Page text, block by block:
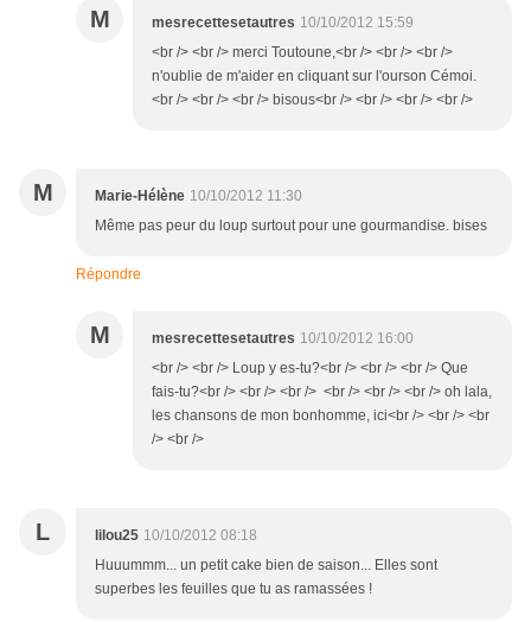
M mesrecettesetautres 10/10/2012 15:59
<br /> <br /> merci Toutoune,<br /> <br /> <br />
n'oublie de m'aider en cliquant sur l'ourson Cémoi.
<br /> <br /> <br /> bisous<br /> <br /> <br /> <br />
M Marie-Hélène 10/10/2012 11:30
Même pas peur du loup surtout pour une gourmandise. bises
Répondre
M mesrecettesetautres 10/10/2012 16:00
<br /> <br /> Loup y es-tu?<br /> <br /> <br /> Que
fais-tu?<br /> <br /> <br /> <br /> <br /> <br /> oh lala,
les chansons de mon bonhomme, ici<br /> <br /> <br
/> <br />
L lilou25 10/10/2012 08:18
Huuummm... un petit cake bien de saison... Elles sont
superbes les feuilles que tu as ramassées !